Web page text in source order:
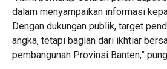
dalam menyampaikan informasi
Dengan dukungan publik, target
angka, tetapi bagian dari ikhtiar
pembangunan Provinsi Banten,”